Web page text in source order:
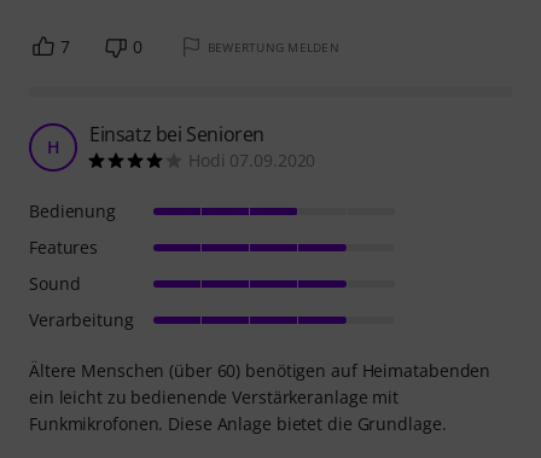
7 0 BEWERTUNG MELDEN
H Einsatz bei Senioren
Hodi 07.09.2020
Ältere Menschen (über 60) benötigen auf Heimatabenden
ein leicht zu bedienende Verstärkeranlage mit
Funkmikrofonen. Diese Anlage bietet die Grundlage.
Bedienung
Features
Sound
Verarbeitung